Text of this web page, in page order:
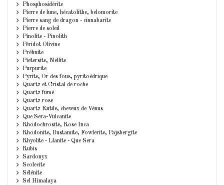
Phosphosidérite
Pierre de lune, hécatolithe, belomorite
Pierre sang de dragon - cinnabarite
Pierre de soleil
Pinolite - Pinolith
Péridot Olivine
Préhnite
Pietersite, Nellite
Purpurite
Pyrite, Or des fous, pyritoédrique
Quartz et Cristal de roche
Quartz fumé
Quartz rose
Quartz Rutile, cheveux de Vénus
Que Sera-Vulcanite
Rhodochrosite, Rose Inca
Rhodonite, Bustamite, Fowlerite, Pajsbergite
Rhyolite - Llanite - Que Sera
Rubis
Sardonyx
Scolecite
Sélénite
Sel Himalaya